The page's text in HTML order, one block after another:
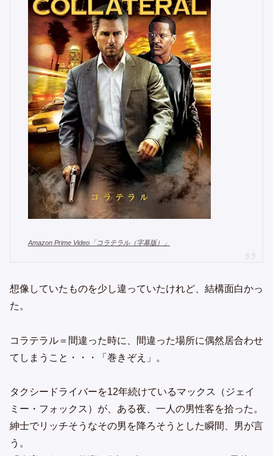
Amazon Prime Video「コラテラル（字幕版）」
想像していたものを少し違っていたけれど、結構面白かっ
た。
コラテラル＝間違った時に、間違った場所に偶然居合わせ
てしまうこと・・・「巻きぞえ」。
タクシードライバーを12年続けているマックス（ジェイ
ミー・フォックス）が、ある夜、一人の男性客を拾った。
紳士でリッチそうなその男を降ろそうとした瞬間、男が言
う。